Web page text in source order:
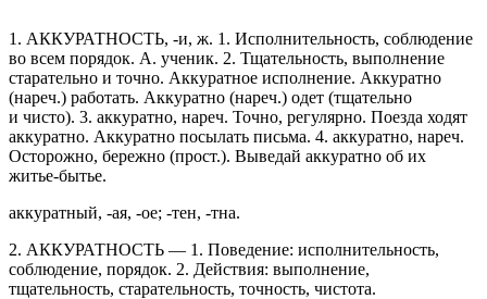
1. АККУРАТНОСТЬ, -и, ж. 1. Исполнительность, соблюдение
во всем порядок. А. ученик. 2. Тщательность, выполнение
старательно и точно. Аккуратное исполнение. Аккуратно
(нареч.) работать. Аккуратно (нареч.) одет (тщательно
и чисто). 3. аккуратно, нареч. Точно, регулярно. Поезда ходят
аккуратно. Аккуратно посылать письма. 4. аккуратно, нареч.
Осторожно, бережно (прост.). Выведай аккуратно об их
житье-бытье.
аккуратный, -ая, -ое; -тен, -тна.
2. АККУРАТНОСТЬ — 1. Поведение: исполнительность,
соблюдение, порядок. 2. Действия: выполнение,
тщательность, старательность, точность, чистота.